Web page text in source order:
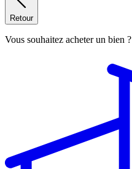
Retour
Vous souhaitez acheter un bien ?